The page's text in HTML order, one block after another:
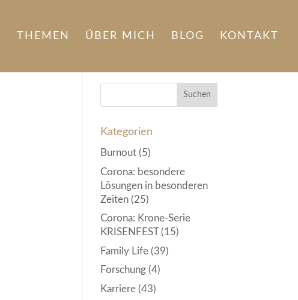
THEMEN ÜBER MICH BLOG KONTAKT
Kategorien
Burnout (5)
Corona: besondere
Lösungen in besonderen
Zeiten (25)
Corona: Krone-Serie
KRISENFEST(15)
Family Life (39)
Forschung (4)
Karriere (43)